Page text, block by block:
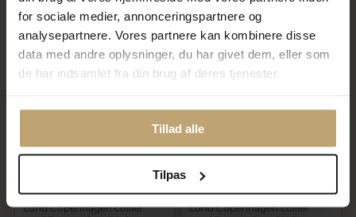
for sociale medier, annonceringspartnere og
analysepartnere. Vores partnere kan kombinere disse
data med andre oplysninger, du har givet dem, eller som
de har indsamlet fra din brug af deres tjenester.
Tillad alle
Tilpas
På lager På fjernlager
Lund Copenhagen collier
Lund Copenhagen collier